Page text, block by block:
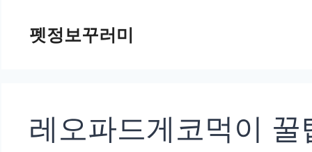
펫정보꾸러미
레오파드게코먹이 꿀